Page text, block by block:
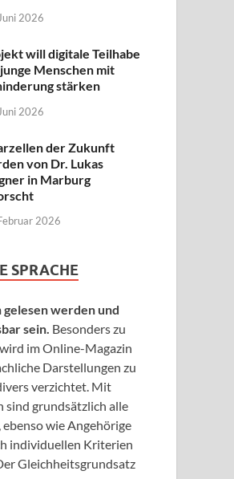
2026
will digitale Teilhabe
Menschen mit
stärken
2026
der Zukunft
von Dr. Lukas
in Marburg
2026
SPRACHE
werden und
sein. Besonders zu
im Online-Magazin
Darstellungen zu
verzichtet. Mit
sind grundsätzlich alle
wie Angehörige
individuellen Kriterien
Gleichheitsgrundsatz